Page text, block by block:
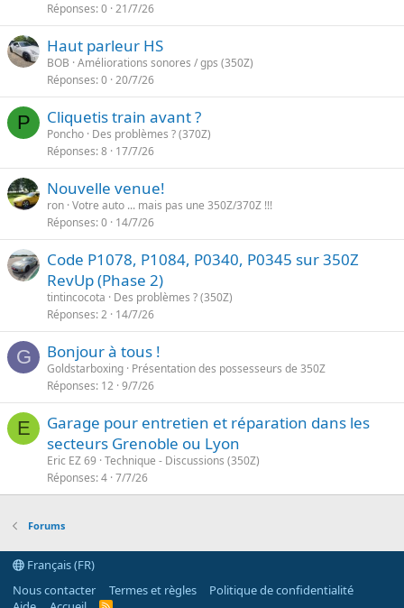
Réponses 0 21/7/26
Haut parleur HS
BOB Améliorations sonores / gps (350Z)
Réponses 0 20/7/26
P Cliquetis train avant ?
Poncho Des problèmes ? (370Z)
Réponses 8 17/7/26
Nouvelle venue!
ron Votre auto ... mais pas une 350Z/370Z !!!
Réponses 0 14/7/26
Code P1078, P1084, P0340, P0345 sur 350Z
RevUp (Phase 2)
tintincocota
Des problèmes ? (350Z)
Réponses 2 14/7/26
G Bonjour à tous !
Goldstarboxing Présentation des possesseurs de 350Z
Réponses 12 9/7/26
E
Garage pour entretien et réparation dans les
secteurs Grenoble ou Lyon
Eric EZ 69 Technique - Discussions (350Z)
Réponses 4 7/7/26
Forums
Français (FR)
Nous contacter
Termes et règles
Politique de confidentialité
R